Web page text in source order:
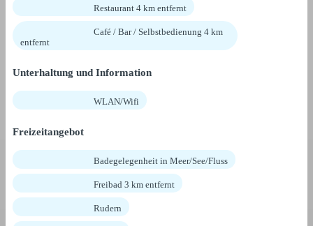
Restaurant 4 km entfernt
Café / Bar / Selbstbedienung 4 km
entfernt
Unterhaltung und Information
WLAN/Wifi
Freizeitangebot
Badegelegenheit in Meer/See/Fluss
Freibad 3 km entfernt
Rudern